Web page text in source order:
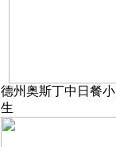
德州奥斯丁中日餐
生